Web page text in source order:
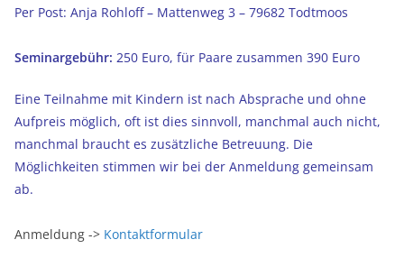
Per Post: Anja Rohloff – Mattenweg 3 – 79682 Todtmoos
Seminargebühr: 250 Euro, für Paare zusammen 390 Euro
Eine Teilnahme mit Kindern ist nach Absprache und ohne
Aufpreis möglich, oft ist dies sinnvoll, manchmal auch nicht,
manchmal braucht es zusätzliche Betreuung. Die
Möglichkeiten stimmen wir bei der Anmeldung gemeinsam
ab.
Anmeldung -> Kontaktformular